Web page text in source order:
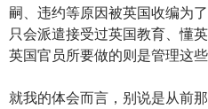
嗣、违约等原因被英国收编为
只会派遣接受过英国教育、懂
英国官员所要做的则是管理这
就我的体会而言，别说是从前